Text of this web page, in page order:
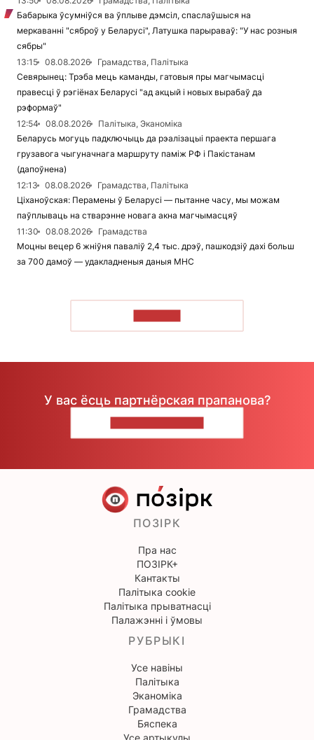
Бабарыка ўсумніўся ва ўплыве дэмсіл, спаслаўшыся на
меркаванні "сяброў у Беларусі", Латушка парыраваў: "У нас розныя
сябры"
13:15
08.08.2026
Грамадства, Палітыка
Севярынец: Трэба мець каманды, гатовыя пры магчымасці
правесці ў рэгіёнах Беларусі "ад акцый і новых вырабаў да
рэформаў"
12:54
08.08.2026
Палітыка, Эканоміка
Беларусь могуць падключыць да рэалізацыі праекта першага
грузавога чыгуначнага маршруту паміж РФ і Пакістанам
(дапоўнена)
12:13
08.08.2026
Грамадства, Палітыка
Ціханоўская: Перамены ў Беларусі — пытанне часу, мы можам
паўплываць на стварэнне новага акна магчымасцяў
11:30
08.08.2026
Грамадства
Моцны вецер 6 жніўня паваліў 2,4 тыс. дрэў, пашкодзіў дахі больш
за 700 дамоў — удакладненыя даныя МНС
У вас ёсць партнёрская прапанова?
ПОЗІРК
Пра нас
ПОЗІРК+
Кантакты
Палітыка cookie
Палітыка прыватнасці
Палажэнні і ўмовы
РУБРЫКІ
Усе навіны
Палітыка
Эканоміка
Грамадства
Бяспека
Усе артыкулы